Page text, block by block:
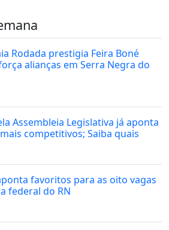
Rodada prestigia Feira Boné
alianças em Serra Negra do
Assembleia Legislativa já aponta
competitivos; Saiba quais
favoritos para as oito vagas
federal do RN